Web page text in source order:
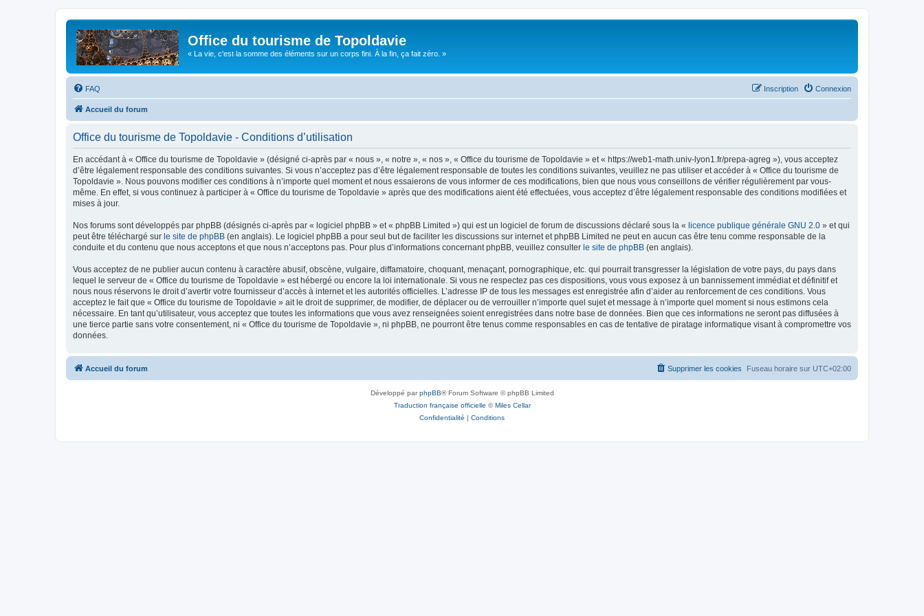
Office du tourisme de Topoldavie
« La vie, c'est la somme des éléments sur un corps fini. À la fin, ça fait zéro. »
FAQ Connexion
Inscription
Accueil du forum
Office du tourisme de Topoldavie - Conditions d’utilisation
En accédant à « Office du tourisme de Topoldavie » (désigné ci-après par « nous », « notre », « nos », « Office du tourisme de Topoldavie » et « https://web1-math.univ-lyon1.fr/prepa-agreg »), vous acceptez
d’être légalement responsable des conditions suivantes. Si vous n’acceptez pas d’être légalement responsable de toutes les conditions suivantes, veuillez ne pas utiliser et accéder à « Office du tourisme de
Topoldavie ». Nous pouvons modifier ces conditions à n’importe quel moment et nous essaierons de vous informer de ces modifications, bien que nous vous conseillons de vérifier régulièrement par vous-
même. En effet, si vous continuez à participer à « Office du tourisme de Topoldavie » après que des modifications aient été effectuées, vous acceptez d’être légalement responsable des conditions modifiées et
mises à jour.
Nos forums sont développés par phpBB (désignés ci-après par « logiciel phpBB » et « phpBB Limited ») qui est un logiciel de forum de discussions déclaré sous la « licence publique générale GNU 2.0 » et qui
peut être téléchargé sur le site de phpBB (en anglais). Le logiciel phpBB a pour seul but de faciliter les discussions sur internet et phpBB Limited ne peut en aucun cas être tenu comme responsable de la
conduite et du contenu que nous acceptons et que nous n’acceptons pas. Pour plus d’informations concernant phpBB, veuillez consulter le site de phpBB (en anglais).
Vous acceptez de ne publier aucun contenu à caractère abusif, obscène, vulgaire, diffamatoire, choquant, menaçant, pornographique, etc. qui pourrait transgresser la législation de votre pays, du pays dans
lequel le serveur de « Office du tourisme de Topoldavie » est hébergé ou encore la loi internationale. Si vous ne respectez pas ces dispositions, vous vous exposez à un bannissement immédiat et définitif et
nous nous réservons le droit d’avertir votre fournisseur d’accès à internet et les autorités officielles. L’adresse IP de tous les messages est enregistrée afin d’aider au renforcement de ces conditions. Vous
acceptez le fait que « Office du tourisme de Topoldavie » ait le droit de supprimer, de modifier, de déplacer ou de verrouiller n’importe quel sujet et message à n’importe quel moment si nous estimons cela
nécessaire. En tant qu’utilisateur, vous acceptez que toutes les informations que vous avez renseignées soient enregistrées dans notre base de données. Bien que ces informations ne seront pas diffusées à
une tierce partie sans votre consentement, ni « Office du tourisme de Topoldavie », ni phpBB, ne pourront être tenus comme responsables en cas de tentative de piratage informatique visant à compromettre vos
données.
Accueil du forum Fuseau horaire sur UTC+02:00
Supprimer les cookies
Développé parphpBB® Forum Software © phpBB Limited
Traduction française officielle ©Miles Cellar
Confidentialité | Conditions